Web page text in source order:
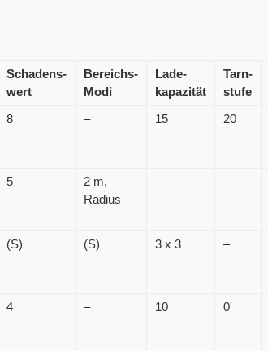
Schadens-
wert
Bereichs-
Modi
Lade-
kapazität
Tarn-
stufe
8 – 15 20
5
2 m,
Radius
– –
(S) (S) 3 x 3 –
4 – 10 0